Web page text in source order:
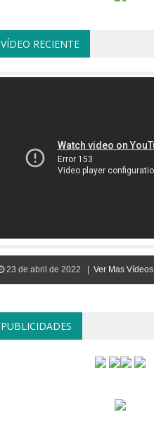
VÍDEO RECIENTE
23 de abril de 2022 | Ver Mas Vídeos
PUBLICIDADES